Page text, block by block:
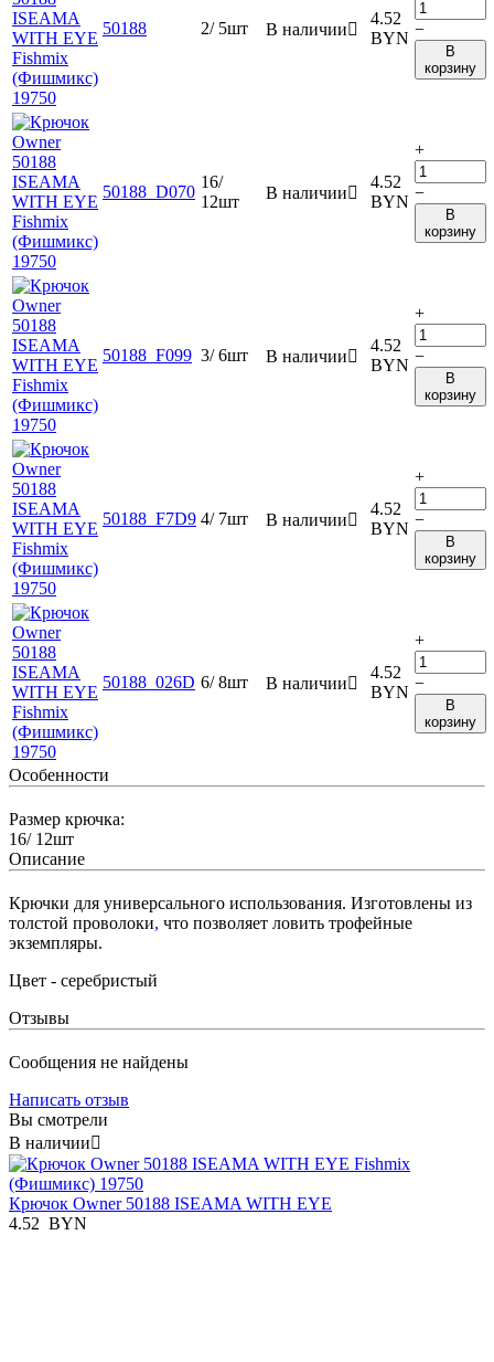
50188 2/ 5шт В наличии
4.52
BYN −
В
корзину
50188_D070
16/
12шт
В наличии
4.52
BYN
+
−
В
корзину
50188_F099 3/ 6шт В наличии
4.52
BYN
+
−
В
корзину
50188_F7D9 4/ 7шт В наличии
4.52
BYN
+
−
В
корзину
50188_026D 6/ 8шт В наличии
4.52
BYN
+
−
В
корзину
Особенности
Размер крючка:
16/ 12шт
Описание
Крючки для универсального использования. Изготовлены из
толстой проволоки, что позволяет ловить трофейные
экземпляры.
Цвет - серебристый
Отзывы
Сообщения не найдены
Написать отзыв
Вы смотрели
В наличии
Крючок Owner 50188 ISEAMA WITH EYE
4.52 BYN